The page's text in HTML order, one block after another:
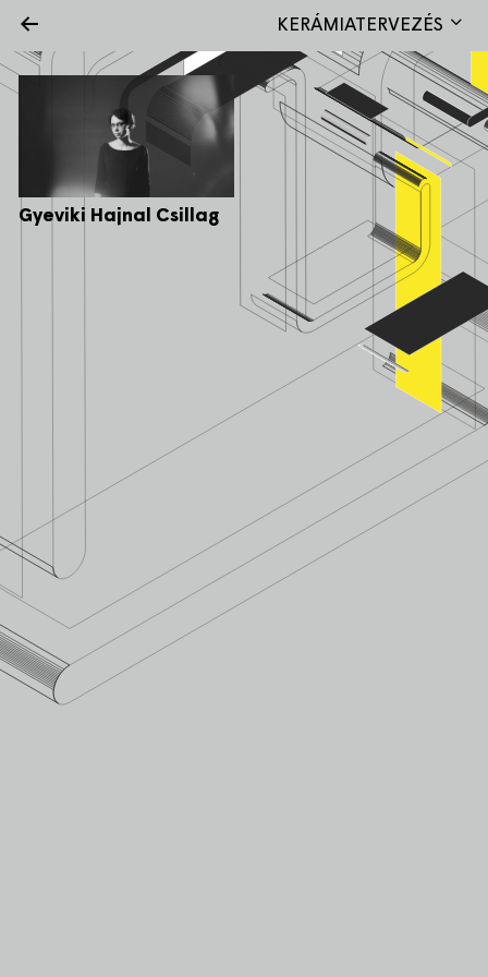
← KERÁMIATERVEZÉS
Gyeviki Hajnal Csillag